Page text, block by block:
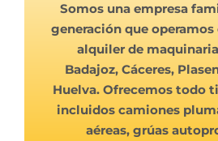
Somos una empresa
generación que
alquiler de
Badajoz, Cáceres,
Huelva. Ofrecemos todo
incluidos camiones
aéreas, grúas